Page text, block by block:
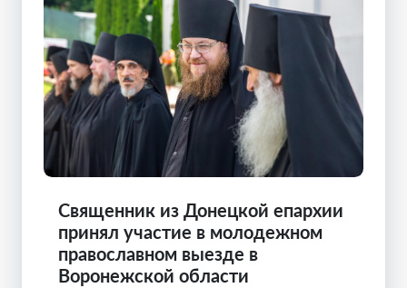
Священник из Донецкой епархии
принял участие в молодежном
православном выезде в
Воронежской области